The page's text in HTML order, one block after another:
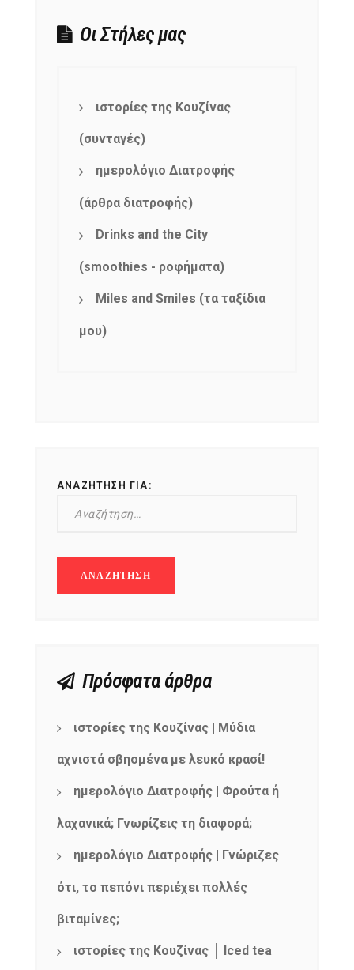
Οι Στήλες μας
ιστορίες της Κουζίνας
(συνταγές)
ημερολόγιο Διατροφής
(άρθρα διατροφής)
Drinks and the City
(smoothies - ροφήματα)
Miles and Smiles (τα ταξίδια
μου)
ΑΝΑΖΉΤΗΣΗ ΓΙΑ:
Πρόσφατα άρθρα
ιστορίες της Κουζίνας | Μύδια
αχνιστά σβησμένα με λευκό κρασί!
ημερολόγιο Διατροφής | Φρούτα ή
λαχανικά; Γνωρίζεις τη διαφορά;
ημερολόγιο Διατροφής | Γνώριζες
ότι, το πεπόνι περιέχει πολλές
βιταμίνες;
ιστορίες της Κουζίνας │ Iced tea